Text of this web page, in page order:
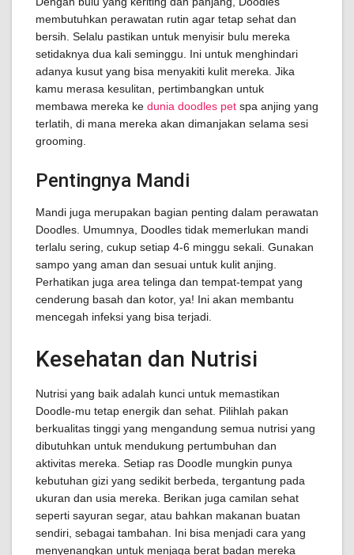
membutuhkan perawatan rutin agar tetap sehat dan
bersih. Selalu pastikan untuk menyisir bulu mereka
setidaknya dua kali seminggu. Ini untuk menghindari
adanya kusut yang bisa menyakiti kulit mereka. Jika
kamu merasa kesulitan, pertimbangkan untuk
membawa mereka ke dunia doodles pet spa anjing yang
terlatih, di mana mereka akan dimanjakan selama sesi
grooming.
Pentingnya Mandi
Mandi juga merupakan bagian penting dalam perawatan
Doodles. Umumnya, Doodles tidak memerlukan mandi
terlalu sering, cukup setiap 4-6 minggu sekali. Gunakan
sampo yang aman dan sesuai untuk kulit anjing.
Perhatikan juga area telinga dan tempat-tempat yang
cenderung basah dan kotor, ya! Ini akan membantu
mencegah infeksi yang bisa terjadi.
Kesehatan dan Nutrisi
Nutrisi yang baik adalah kunci untuk memastikan
Doodle-mu tetap energik dan sehat. Pilihlah pakan
berkualitas tinggi yang mengandung semua nutrisi yang
dibutuhkan untuk mendukung pertumbuhan dan
aktivitas mereka. Setiap ras Doodle mungkin punya
kebutuhan gizi yang sedikit berbeda, tergantung pada
ukuran dan usia mereka. Berikan juga camilan sehat
seperti sayuran segar, atau bahkan makanan buatan
sendiri, sebagai tambahan. Ini bisa menjadi cara yang
menyenangkan untuk menjaga berat badan mereka